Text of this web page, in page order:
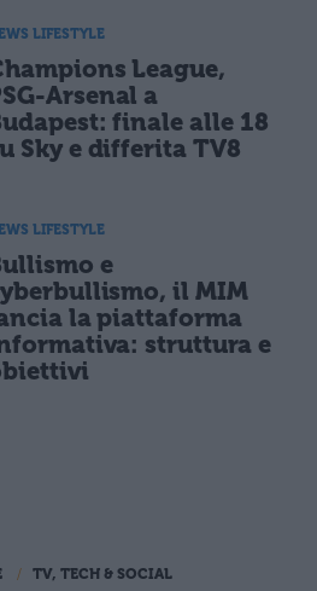
LIFESTYLE
League,
Arsenal a
finale alle 18
Sky e differita TV8
LIFESTYLE
e
il MIM
la piattaforma
struttura e
TV, TECH & SOCIAL